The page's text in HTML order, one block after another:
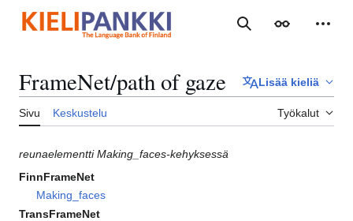
sisältöön
Haku Ulkoasu
FrameNet/path of gaze Lisää kieliä
Sivu Keskustelu Työkalut
reunaelementti Making_faces-kehyksessä
FinnFrameNet
Making_faces
TransFrameNet